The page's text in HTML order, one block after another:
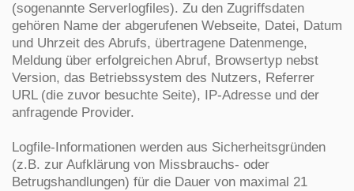
(sogenannte Serverlogfiles). Zu den Zugriffsdaten
gehören Name der abgerufenen Webseite, Datei, Datum
und Uhrzeit des Abrufs, übertragene Datenmenge,
Meldung über erfolgreichen Abruf, Browsertyp nebst
Version, das Betriebssystem des Nutzers, Referrer
URL (die zuvor besuchte Seite), IP-Adresse und der
anfragende Provider.
Logfile-Informationen werden aus Sicherheitsgründen
(z.B. zur Aufklärung von Missbrauchs- oder
Betrugshandlungen) für die Dauer von maximal 21